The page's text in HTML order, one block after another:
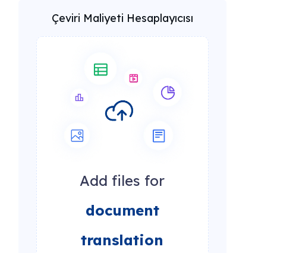
Çeviri Maliyeti Hesaplayıcısı
Add files for
document
translation